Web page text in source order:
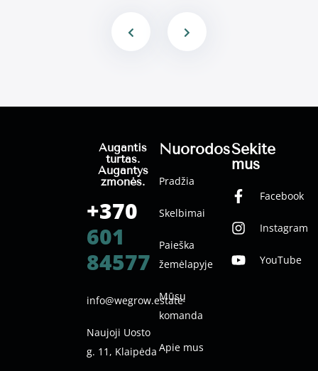
Nuorodos
Pradžia
Skelbimai
Paieška
žemėlapyje
Mūsų
komanda
Apie mus
Sekite
mus
Facebook
Instagram
YouTube
Augantis
turtas.
Augantys
žmonės.
+370
601
84577
info@wegrow.estate
Naujoji Uosto
g. 11, Klaipėda